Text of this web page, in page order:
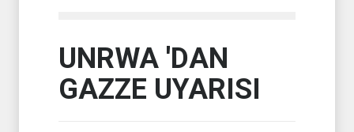
UNRWA 'DAN
GAZZE UYARISI